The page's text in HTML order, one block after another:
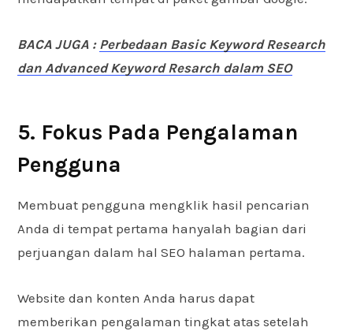
BACA JUGA : Perbedaan Basic Keyword Research
dan Advanced Keyword Resarch dalam SEO
5. Fokus Pada Pengalaman
Pengguna
Membuat pengguna mengklik hasil pencarian
Anda di tempat pertama hanyalah bagian dari
perjuangan dalam hal SEO halaman pertama.
Website dan konten Anda harus dapat
memberikan pengalaman tingkat atas setelah